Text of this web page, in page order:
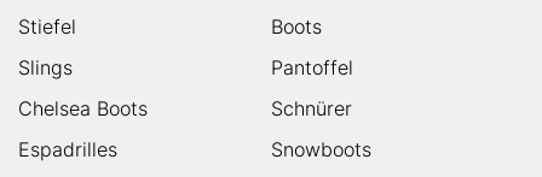
Stiefel
Boots
Slings
Pantoffel
Chelsea Boots
Schnürer
Espadrilles
Snowboots